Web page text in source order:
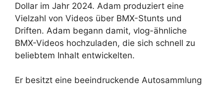
Dollar im Jahr 2024. Adam produziert eine
Vielzahl von Videos über BMX-Stunts und
Driften. Adam begann damit, vlog-ähnliche
BMX-Videos hochzuladen, die sich schnell zu
beliebtem Inhalt entwickelten.
Er besitzt eine beeindruckende Autosammlung